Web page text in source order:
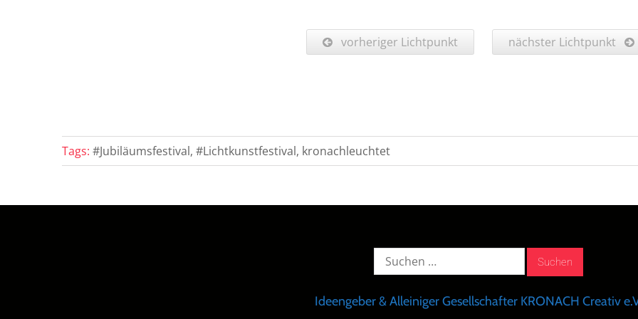
vorheriger Lichtpunkt nächster Lichtpunkt
Tags: #Jubiläumsfestival, #Lichtkunstfestival, kronachleuchtet
Suche
Ideengeber & Alleiniger Gesellschafter KRONACH Creativ